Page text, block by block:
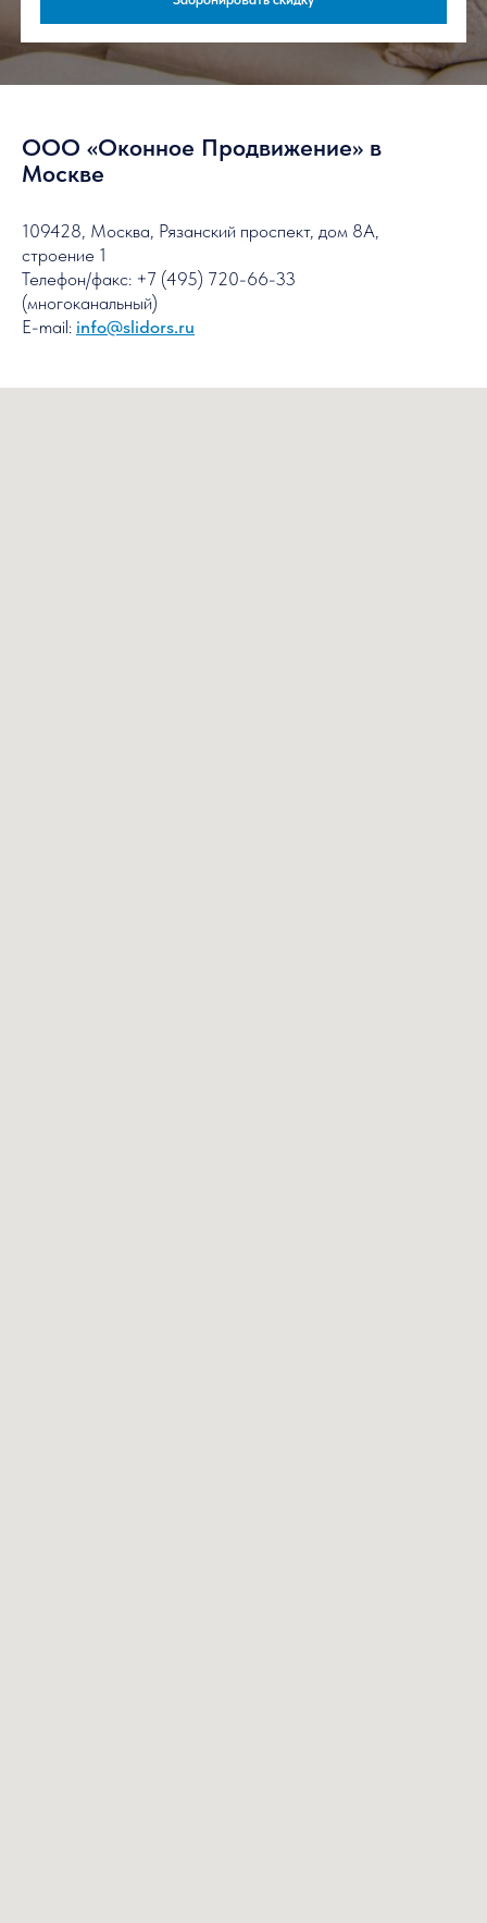
отправьте заявку на расчет
Контактный телефон:
+7 (495) 720-66-33
Как я могу забронировать скидку?
Без переплат — остекление
от производителя
Гарантия — 3
ООО «Оконное Продвижение» в
Москве
109428, Москва, Рязанский проспект, дом 8А,
строение 1
Телефон/факс: +7 (495) 720-66-33
(многоканальный)
E-mail: info@slidors.ru